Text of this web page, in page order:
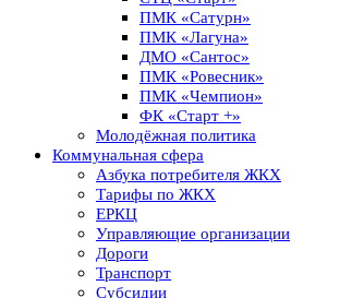
ПМК «Сатурн»
ПМК «Лагуна»
ДМО «Сантос»
ПМК «Ровесник»
ПМК «Чемпион»
ФК «Старт +»
Молодёжная политика
Коммунальная сфера
Азбука потребителя ЖКХ
Тарифы по ЖКХ
ЕРКЦ
Управляющие организации
Дороги
Транспорт
Субсидии